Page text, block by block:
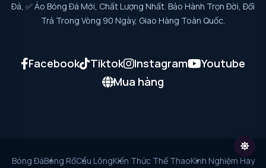
Đá, ✅ Áo Bóng Đá Mới, Chất Lượng Nhất. Bảo Hành Trọn Đời, Đổi
Trả Trong Vòng 90 Ngày, Giao Hàng Toàn Quốc.
Facebook Tiktok Instagram
Youtube
Mua hàng
Bóng ĐáBóng RổCầu LôngKiến Thức Thể ThaoKinh Nghiệm Hay